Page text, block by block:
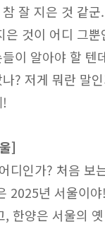
잘 지은 것 같군.
은 것이 어디 그뿐
이 알아야 할 텐데
? 저게 뭐란 말
]
디인가? 처음 보
2025년 서울이야!
, 한양은 서울의